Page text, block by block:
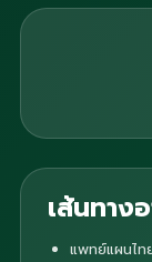
เส้นทาง
แพทย์แผนไท